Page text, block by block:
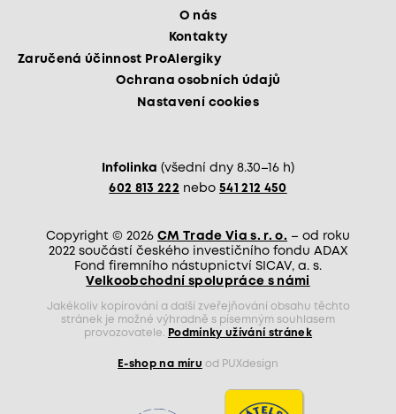
O nás
Kontakty
Zaručená účinnost ProAlergiky
Ochrana osobních údajů
Nastavení cookies
Infolinka (všední dny 8.30–16 h)
602 813 222 nebo 541 212 450
Copyright © 2026 CM Trade Via s. r. o. – od roku
2022 součástí českého investičního fondu ADAX
Fond firemního nástupnictví SICAV, a. s.
Velkoobchodní spolupráce s námi
Jakékoliv kopírování a další zveřejňování obsahu těchto
stránek je možné výhradně s písemným souhlasem
provozovatele.
Podmínky užívání stránek
E-shop na míru od PUXdesign